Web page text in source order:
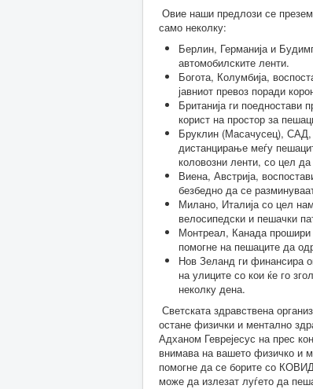
Овие наши предлози се
само неколку:
Берлин, Германија и
автомобилските ленти.
Богота, Колумбија,
јавниот превоз поради
Британија ги поедностави
корист на простор за
Бруклин (Масачусец), САД,
дистанцирање меѓу
коловозни ленти, со цел
Виена, Австрија,
безбедно да се
Милано, Италија со цел
велосипедски и пешачки
Монтреал, Канада прошири
помогне на пешаците да
Нов Зеланд ги финансира
на улиците со кои ќе го
неколку дена.
Светската здравствена
остане физички и ментално
Адханом Геврејесус на прес
внимава на вашето физичко и
помогне да се борите со
може да излезат луѓето да